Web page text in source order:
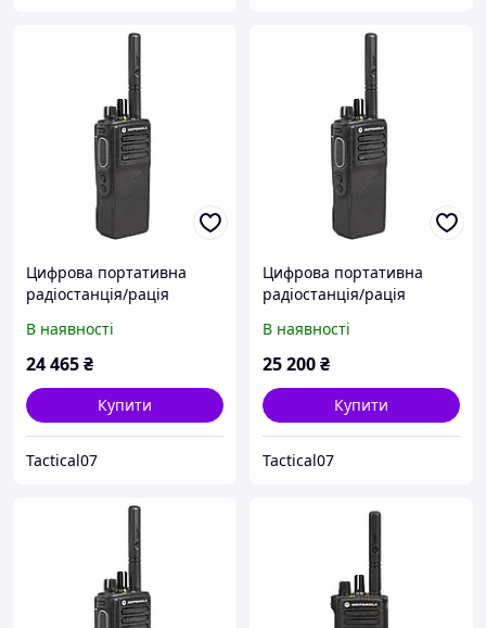
Цифрова портативна
радіостанція/рація
W, NKP
(MDH56RDC9VA1AN)
В наявності
24 465₴
Купити
Tactical07
Цифрова портативна
радіостанція/рація
W, NKP, AES-256
(MDH56RDC9VA1AN)
В наявності
25 200₴
Купити
Tactical07